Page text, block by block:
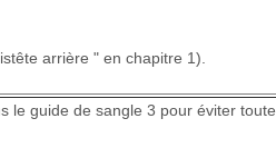
arrière " en chapitre 1).
le guide de sangle 3 pour éviter toute